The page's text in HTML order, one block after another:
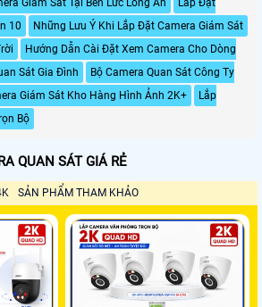
10
Những Lưu Ý Khi Lắp Đặt Camera Giám Sát
Hướng Dẫn Cài Đặt Xem Camera Cho Dòng
Sát Gia Đình
Bộ Camera Quan Sát Công Ty
Giám Sát Kho Hàng Hình Ảnh 2K+
Lắp
Bộ
QUAN SÁT GIÁ RẺ
SẢN PHẨM THAM KHẢO